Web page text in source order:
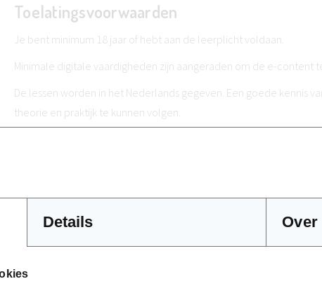
Details Over
Toelatingsvoorwaarden
Je bent minimum 18 jaar of hebt aan de leerplicht voldaan.
Minimale digitale vaardigheden zijn aangeraden om de e-content
De lessen worden in het Nederlands gegeven. Een goede kennis
theorie en praktijk te kunnen volgen.
Demonstraties door de docent